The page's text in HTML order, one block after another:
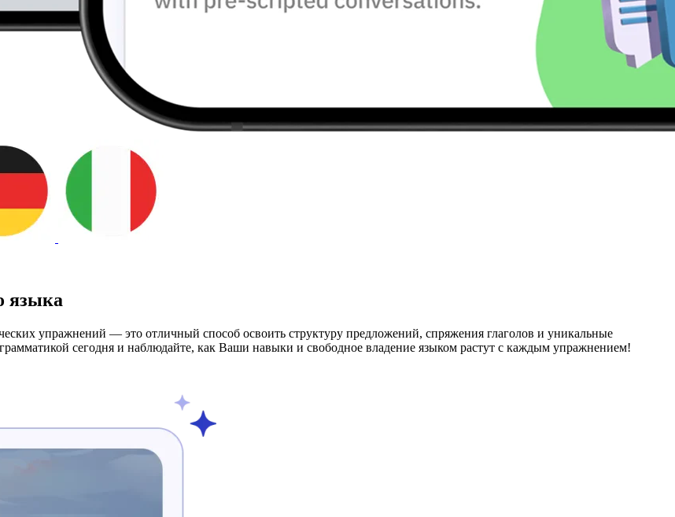
языка
упражнений — это отличный способ освоить структуру предложений, спряжения глаголов и уникальные
сегодня и наблюдайте, как Ваши навыки и свободное владение языком растут с каждым упражнением!